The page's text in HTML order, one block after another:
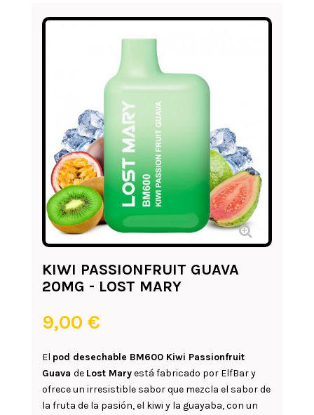
KIWI PASSIONFRUIT GUAVA
20MG - LOST MARY
9,00 €
El pod desechable BM600 Kiwi Passionfruit
Guava de Lost Maryestá fabricado por ElfBar y
ofrece un irresistible sabor que mezcla el sabor de
la fruta de la pasión, el kiwi y la guayaba, con un